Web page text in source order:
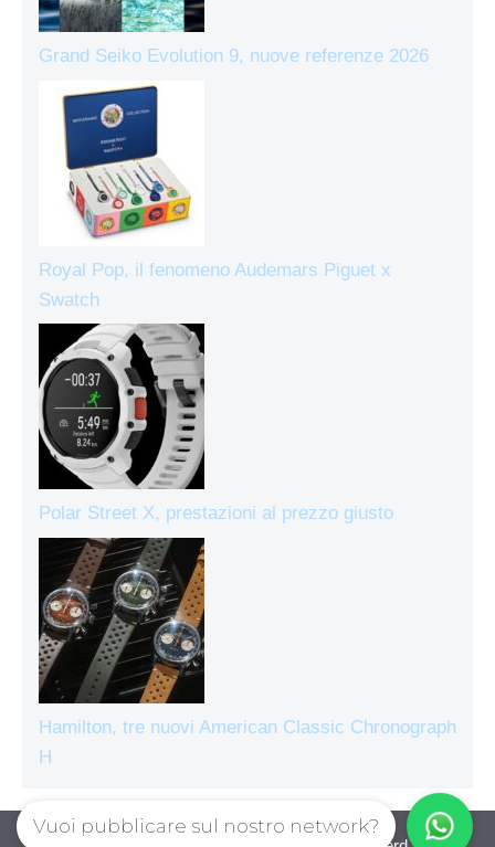
Grand Seiko Evolution 9, nuove referenze 2026
Royal Pop, il fenomeno Audemars Piguet x
Swatch
Polar Street X, prestazioni al prezzo giusto
Hamilton, tre nuovi American Classic Chronograph
H
Vuoi pubblicare sul nostro network?